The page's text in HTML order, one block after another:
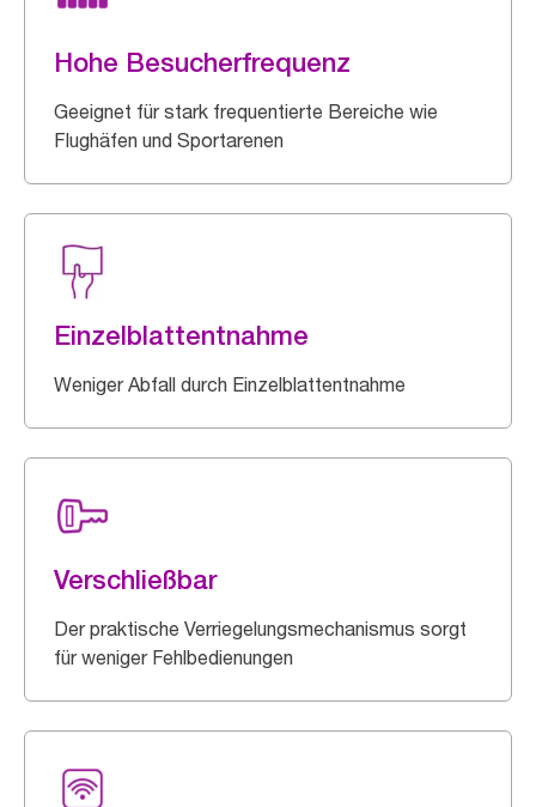
Hohe Besucherfrequenz
Geeignet für stark frequentierte Bereiche wie
Flughäfen und Sportarenen
Einzelblattentnahme
Weniger Abfall durch Einzelblattentnahme
Verschließbar
Der praktische Verriegelungsmechanismus sorgt
für weniger Fehlbedienungen